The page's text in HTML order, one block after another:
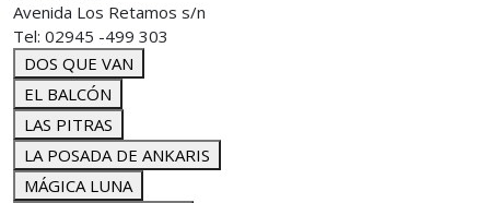
Avenida Los Retamos s/n
Tel: 02945 -499 303
DOS QUE VAN
EL BALCÓN
LAS PITRAS
LA POSADA DE ANKARIS
MÁGICA LUNA